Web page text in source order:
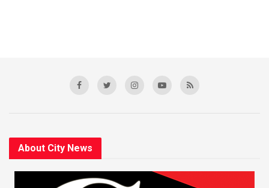
About City News